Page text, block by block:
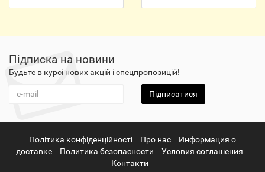
Підписка на новини
Будьте в курсі нових акцій і спецпропозицій!
Підписатися
Політика конфіденційності Про нас
Информация о
доставке
Политика безопасности
Условия соглашения
Контакти